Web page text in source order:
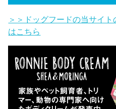
＞＞ドッグフードの当サイ
はこちら